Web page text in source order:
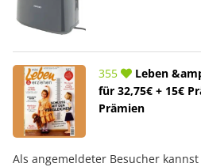
355
Leben
für 32,75€ + 15€
Prämien
Als angemeldeter Besucher